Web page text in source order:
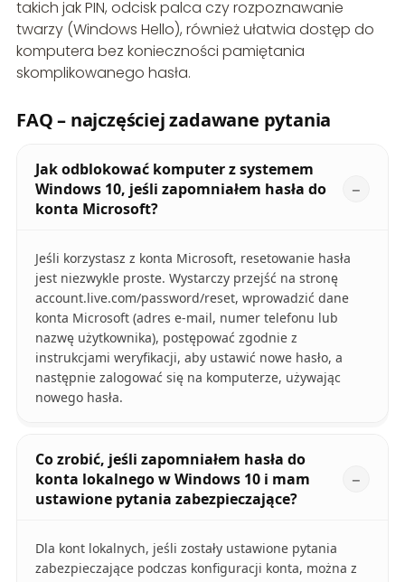
takich jak PIN, odcisk palca czy rozpoznawanie
twarzy (Windows Hello), również ułatwia dostęp do
komputera bez konieczności pamiętania
skomplikowanego hasła.
FAQ – najczęściej zadawane pytania
Jak odblokować komputer z systemem
Windows 10, jeśli zapomniałem hasła do
konta Microsoft?
Jeśli korzystasz z konta Microsoft, resetowanie hasła
jest niezwykle proste. Wystarczy przejść na stronę
account.live.com/password/reset, wprowadzić dane
konta Microsoft (adres e-mail, numer telefonu lub
nazwę użytkownika), postępować zgodnie z
instrukcjami weryfikacji, aby ustawić nowe hasło, a
następnie zalogować się na komputerze, używając
nowego hasła.
Co zrobić, jeśli zapomniałem hasła do
konta lokalnego w Windows 10 i mam
ustawione pytania zabezpieczające?
Dla kont lokalnych, jeśli zostały ustawione pytania
zabezpieczające podczas konfiguracji konta, można z